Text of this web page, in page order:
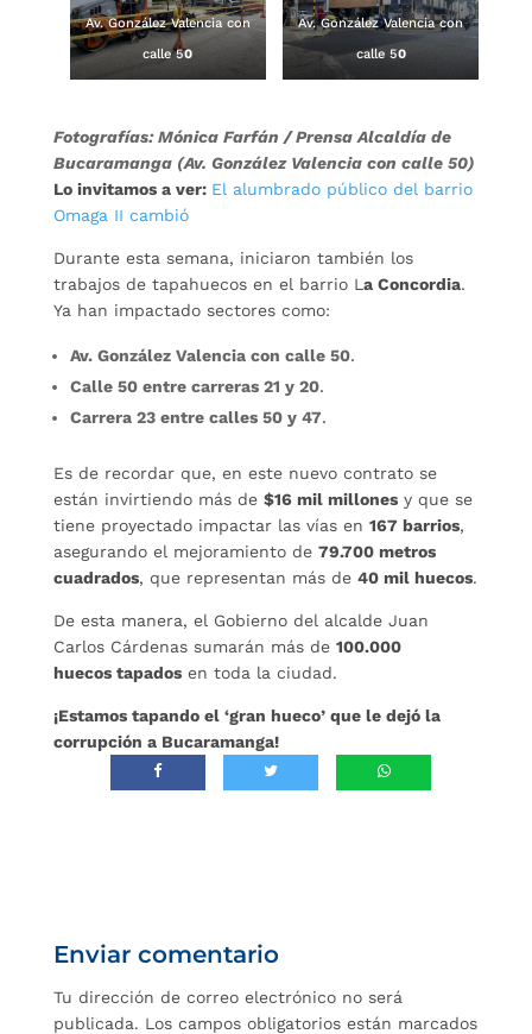
Av. González Valencia con
calle 50
Av. González Valencia con
calle 50
Fotografías: Mónica Farfán / Prensa Alcaldía de
Bucaramanga (Av. González Valencia con calle 50)
Lo invitamos a ver: El alumbrado público del barrio
Omaga II cambió
Durante esta semana, iniciaron también los
trabajos de tapahuecos en el barrio L a Concordia.
Ya han impactado sectores como:
Av. González Valencia con calle 50.
Calle 50 entre carreras 21 y 20.
Carrera 23 entre calles 50 y 47.
Es de recordar que, en este nuevo contrato se
están invirtiendo más de $16 mil millonesy que se
tiene proyectado impactar las vías en 167 barrios,
asegurando el mejoramiento de 79.700 metros
cuadrados, que representan más de 40 mil huecos.
De esta manera, el Gobierno del alcalde Juan
Carlos Cárdenas sumarán más de 100.000
huecos tapadosen toda la ciudad.
¡Estamos tapando el ‘gran hueco’ que le dejó la
corrupción a Bucaramanga!
Enviar comentario
Tu dirección de correo electrónico no será
publicada. Los campos obligatorios están marcados